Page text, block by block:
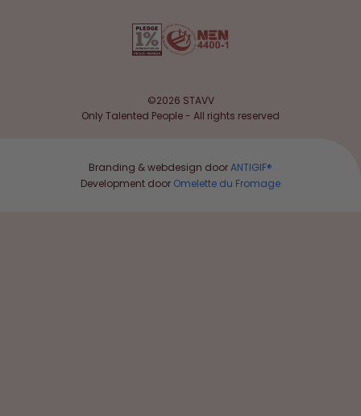
©2026 STAVV
Only Talented People - All rights reserved
Branding & webdesign doorANTIGIF®
Development door Omelette du Fromage